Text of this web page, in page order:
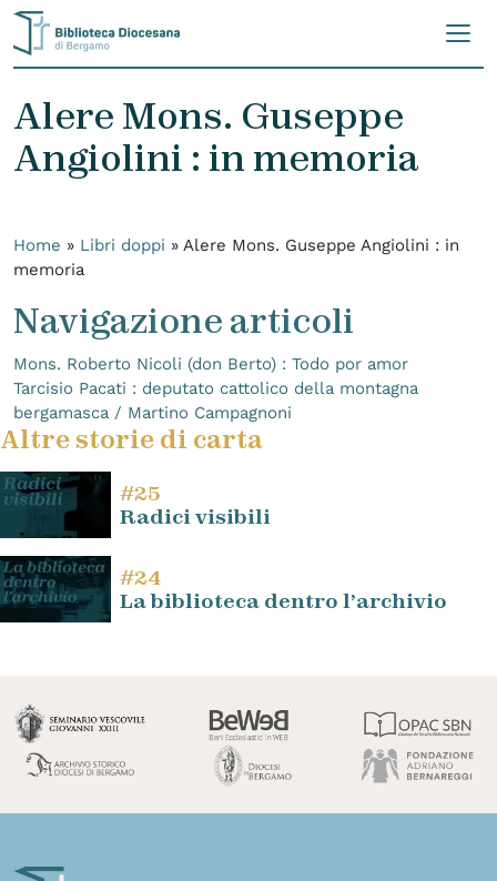
Skip to content
Alere Mons. Guseppe
Angiolini : in memoria
Home » Libri doppi » Alere Mons. Guseppe Angiolini : in
memoria
Navigazione articoli
Mons. Roberto Nicoli (don Berto) : Todo por amor
Tarcisio Pacati : deputato cattolico della montagna
bergamasca / Martino Campagnoni
Altre storie di carta
#25
Radici visibili
#24
La biblioteca dentro l’archivio